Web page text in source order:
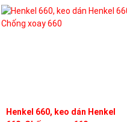
Henkel 660, keo dán Henkel